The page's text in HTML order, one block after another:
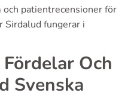
patientrecensioner för
Sirdalud fungerar i
Och
Svenska